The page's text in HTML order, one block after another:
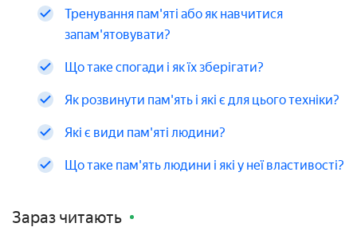
Тренування пам'яті або як навчитися
запам'ятовувати?
Що таке спогади і як їх зберігати?
Як розвинути пам'ять і які є для цього техніки?
Які є види пам'яті людини?
Що таке пам'ять людини і які у неї властивості?
Зараз читають